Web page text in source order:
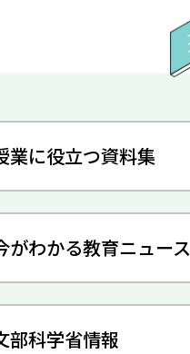
業に役立つ資料集
がわかる教育ニュース
部科学省情報